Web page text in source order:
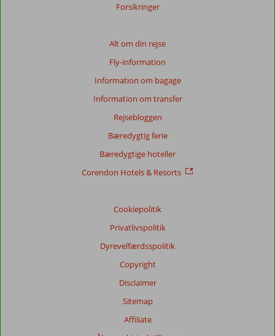
Forsikringer
Alt om din rejse
Fly-information
Information om bagage
Information om transfer
Rejsebloggen
Bæredygtig ferie
Bæredygtige hoteller
Corendon Hotels & Resorts
Cookiepolitik
Privatlivspolitik
Dyrevelfærdsspolitik
Copyright
Disclaimer
Sitemap
Affiliate